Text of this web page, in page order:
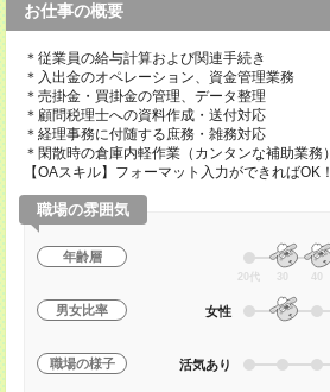
お仕事の概要
＊従業員の給与計算および関連手続き
＊入出金のオペレーション、資金管理業務
＊売掛金・買掛金の管理、データ整理
＊顧問税理士への資料作成・送付対応
＊経理事務に付随する庶務・雑務対応
＊閑散時の倉庫内軽作業（カンタンな補助業務）
【OAスキル】フォーマット入力ができればOK！
職場の雰囲気
年齢層
20代 30 40
男女比率 女性
職場の様子 活気あり